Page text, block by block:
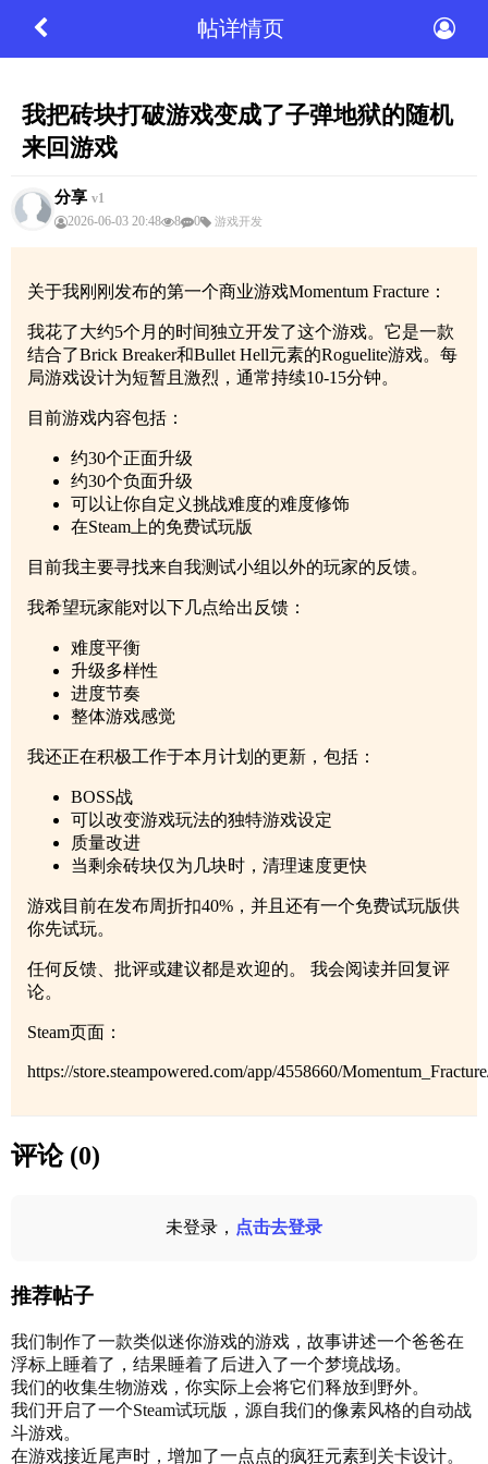
帖详情页
我把砖块打破游戏变成了子弹地狱的随机
来回游戏
分享 v1
2026-06-03 20:48
8 0 游戏开发
关于我刚刚发布的第一个商业游戏Momentum Fracture：
我花了大约5个月的时间独立开发了这个游戏。它是一款
结合了Brick Breaker和Bullet Hell元素的Roguelite游戏。每
局游戏设计为短暂且激烈，通常持续10-15分钟。
目前游戏内容包括：
约30个正面升级
约30个负面升级
可以让你自定义挑战难度的难度修饰
在Steam上的免费试玩版
目前我主要寻找来自我测试小组以外的玩家的反馈。
我希望玩家能对以下几点给出反馈：
难度平衡
升级多样性
进度节奏
整体游戏感觉
我还正在积极工作于本月计划的更新，包括：
BOSS战
可以改变游戏玩法的独特游戏设定
质量改进
当剩余砖块仅为几块时，清理速度更快
游戏目前在发布周折扣40%，并且还有一个免费试玩版供
你先试玩。
任何反馈、批评或建议都是欢迎的。 我会阅读并回复评
论。
Steam页面：
https://store.steampowered.com/app/4558660/
评论 (0)
未登录， 点击去登录
推荐帖子
我们制作了一款类似迷你游戏的游戏，故事讲述一个爸爸在
浮标上睡着了，结果睡着了后进入了一个梦境战场。
我们的收集生物游戏，你实际上会将它们释放到野外。
我们开启了一个Steam试玩版，源自我们的像素风格的自动战
斗游戏。
在游戏接近尾声时，增加了一点点的疯狂元素到关卡设计。